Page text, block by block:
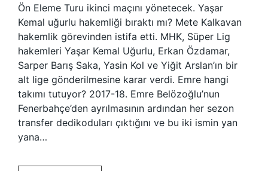
Ön Eleme Turu ikinci maçını yönetecek. Yaşar
Kemal uğurlu hakemliği bıraktı mı? Mete Kalkavan
hakemlik görevinden istifa etti. MHK, Süper Lig
hakemleri Yaşar Kemal Uğurlu, Erkan Özdamar,
Sarper Barış Saka, Yasin Kol ve Yiğit Arslan’ın bir
alt lige gönderilmesine karar verdi. Emre hangi
takımı tutuyor? 2017-18. Emre Belözoğlu’nun
Fenerbahçe’den ayrılmasının ardından her sezon
transfer dedikoduları çıktığını ve bu iki ismin yan
yana…